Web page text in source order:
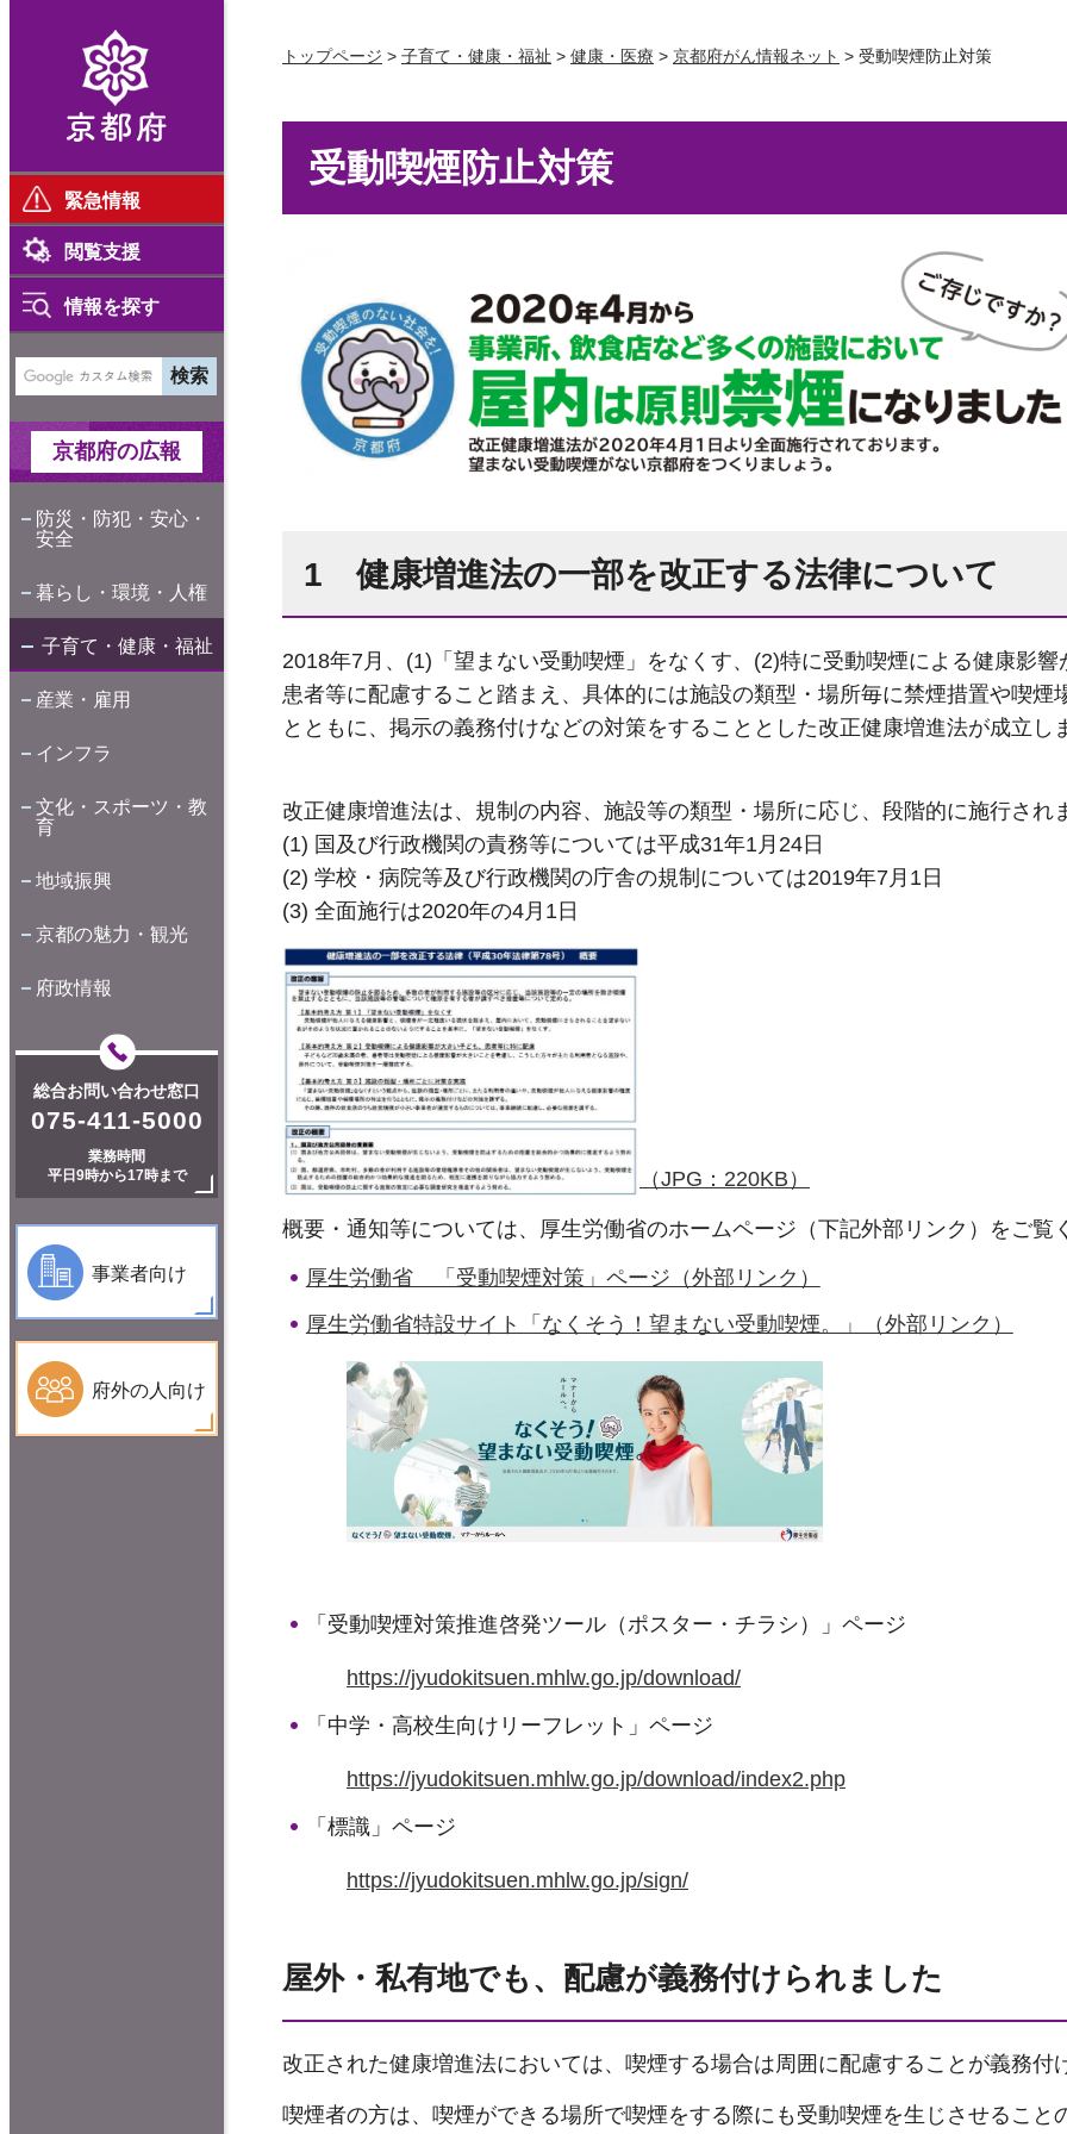
緊急情報
閲覧支援
情報を探す
京都府の広報
防災・防犯・安心・
安全
暮らし・環境・人権
子育て・健康・福祉
産業・雇用
インフラ
文化・スポーツ・教
育
地域振興
京都の魅力・観光
府政情報
総合お問い合わせ窓口
075-411-5000
業務時間
平日9時から17時まで
事業者向け
府外の人向け
トップページ > 子育て・健康・福祉 > 健康・医療 > 京都府がん情報ネット > 受動喫煙防止対策
受動喫煙防止対策
1 健康増進法の一部を改正する法律について
2018年7月、(1)「望まない受動喫煙」をなくす、(2)特に受動喫煙による健康影響
患者等に配慮すること踏まえ、具体的には施設の類型・場所毎に禁煙措置や喫煙
とともに、掲示の義務付けなどの対策をすることとした改正健康増進法が成立し
改正健康増進法は、規制の内容、施設等の類型・場所に応じ、段階的に施行され
(1) 国及び行政機関の責務等については平成31年1月24日
(2) 学校・病院等及び行政機関の庁舎の規制については2019年7月1日
(3) 全面施行は2020年の4月1日
（JPG：220KB）
概要・通知等については、厚生労働省のホームページ（下記外部リンク）をご覧
厚生労働省 「受動喫煙対策」ページ（外部リンク）
厚生労働省特設サイト「なくそう！望まない受動喫煙。」（外部リンク）
「受動喫煙対策推進啓発ツール（ポスター・チラシ）」ページ
https://jyudokitsuen.mhlw.go.jp/download/
「中学・高校生向けリーフレット」ページ
https://jyudokitsuen.mhlw.go.jp/download/index2.php
「標識」ページ
https://jyudokitsuen.mhlw.go.jp/sign/
屋外・私有地でも、配慮が義務付けられました
改正された健康増進法においては、喫煙する場合は周囲に配慮することが義務付
喫煙者の方は、喫煙ができる場所で喫煙をする際にも受動喫煙を生じさせること